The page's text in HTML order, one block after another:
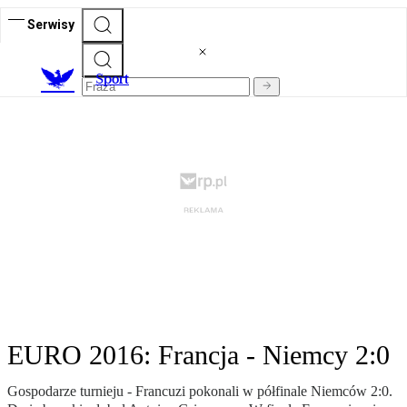
Serwisy
Sport
EURO 2016: Francja - Niemcy 2:0
Gospodarze turnieju - Francuzi pokonali w półfinale Niemców 2:0.